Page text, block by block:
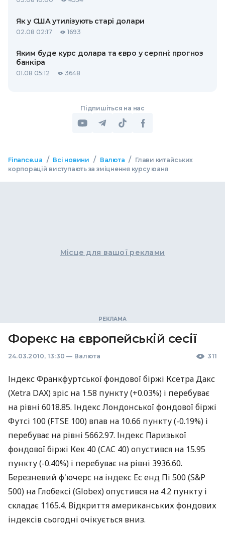
Як у США утилізують старі долари
02.08 02:17 1693
Яким буде курс долара та євро у серпні: прогноз
банкіра
01.08 05:12 3648
Підпишіться на нас
Finance.ua / Всі новини / Валюта / Глави китайських
корпорацій виступають за зміцнення курсу юаня
Місце для вашої реклами
Форекс на європейській сесії
24.03.2010, 13:30 — Валюта 311
Індекс Франкфуртської фондової біржі Ксетра Дакс
(Xetra DAX) зріс на 1.58 пункту (+0.03%) і перебуває
на рівні 6018.85. Індекс Лондонської фондової біржі
Футсі 100 (FTSE 100) впав на 10.66 пункту (-0.19%) і
перебуває на рівні 5662.97. Індекс Паризької
фондової біржі Кек 40 (CAC 40) опустився на 15.95
пункту (-0.40%) і перебуває на рівні 3936.60.
Березневий ф'ючерс на індекс Ес енд Пі 500 (S&P
500) на Глобексі (Globex) опустився на 4.2 пункту і
складає 1165.4. Відкриття американських фондових
індексів сьогодні очікується вниз.